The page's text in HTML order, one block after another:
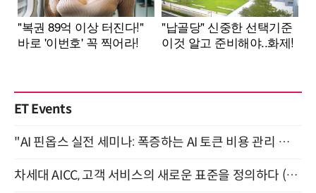
ET Events
"AI 핀옵스 실전 세미나: 폭증하는 AI 토큰 비용 관리 전략" 8월 21일 개최
차세대 AICC, 고객 서비스의 새로운 표준을 정의하다 (9/9)